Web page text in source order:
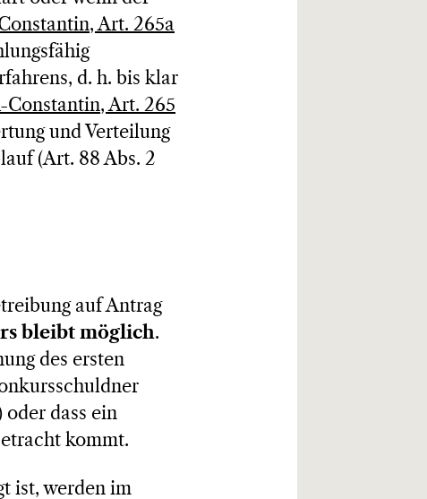
Art. 265a
d. h. bis klar
Constantin, Art. 265
und Verteilung
(Art. 88 Abs. 2
auf Antrag
bleibt möglich.
des ersten
dass ein
kommt.
ist, werden im